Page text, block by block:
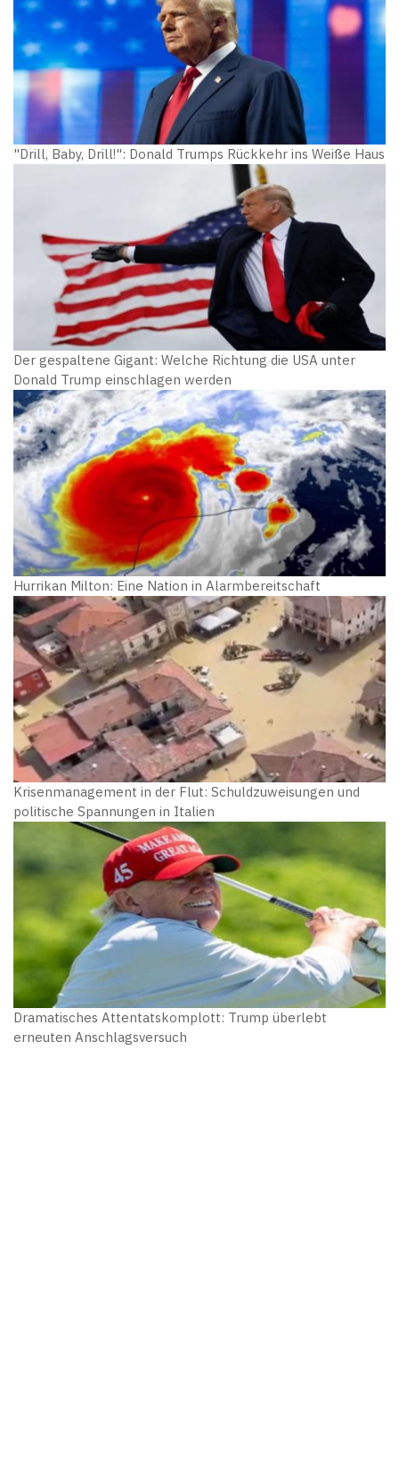
"Drill, Baby, Drill!": Donald Trumps Rückkehr ins Weiße Haus
Der gespaltene Gigant: Welche Richtung die USA unter
Donald Trump einschlagen werden
Hurrikan Milton: Eine Nation in Alarmbereitschaft
Krisenmanagement in der Flut: Schuldzuweisungen und
politische Spannungen in Italien
Dramatisches Attentatskomplott: Trump überlebt
erneuten Anschlagsversuch